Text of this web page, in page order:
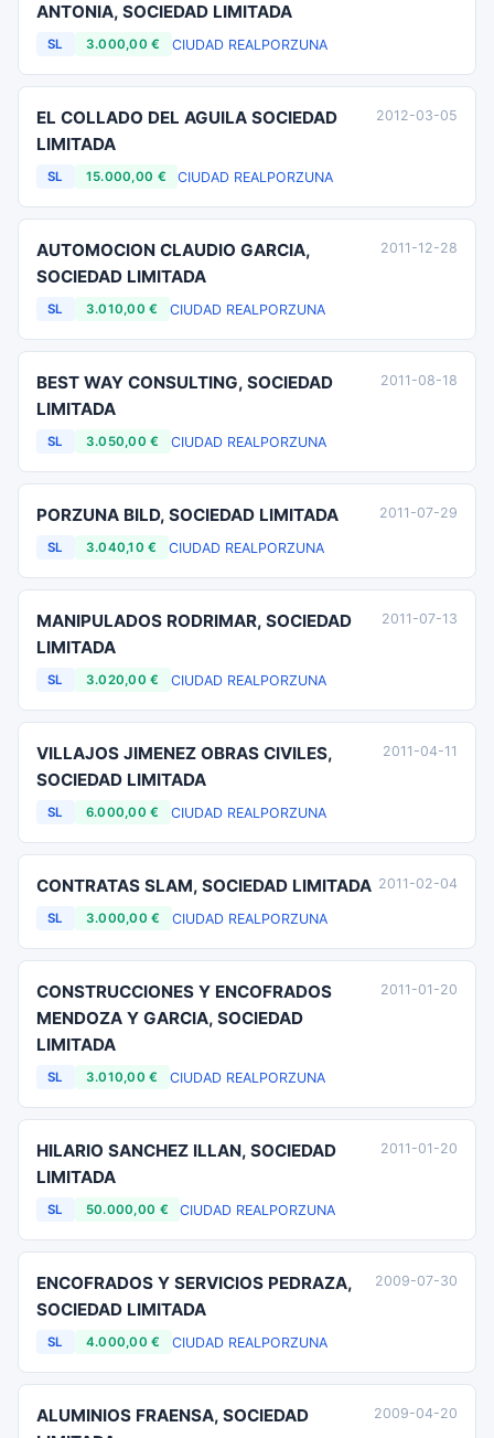
ANTONIA, SOCIEDAD LIMITADA
SL 3.000,00 € CIUDAD REAL PORZUNA
EL COLLADO DEL AGUILA SOCIEDAD
LIMITADA
SL 15.000,00 € CIUDAD REAL PORZUNA
2012-03-05
AUTOMOCION CLAUDIO GARCIA,
SOCIEDAD LIMITADA
SL 3.010,00 € CIUDAD REAL PORZUNA
2011-12-28
BEST WAY CONSULTING, SOCIEDAD
LIMITADA
SL 3.050,00 € CIUDAD REAL PORZUNA
2011-08-18
PORZUNA BILD, SOCIEDAD LIMITADA
SL 3.040,10 € CIUDAD REAL PORZUNA
2011-07-29
MANIPULADOS RODRIMAR, SOCIEDAD
LIMITADA
SL 3.020,00 € CIUDAD REAL PORZUNA
2011-07-13
VILLAJOS JIMENEZ OBRAS CIVILES,
SOCIEDAD LIMITADA
SL 6.000,00 € CIUDAD REAL PORZUNA
2011-04-11
CONTRATAS SLAM, SOCIEDAD LIMITADA
SL 3.000,00 € CIUDAD REAL PORZUNA
2011-02-04
CONSTRUCCIONES Y ENCOFRADOS
MENDOZA Y GARCIA, SOCIEDAD
LIMITADA
SL 3.010,00 € CIUDAD REAL PORZUNA
2011-01-20
HILARIO SANCHEZ ILLAN, SOCIEDAD
LIMITADA
SL 50.000,00 € CIUDAD REAL PORZUNA
2011-01-20
ENCOFRADOS Y SERVICIOS PEDRAZA,
SOCIEDAD LIMITADA
SL 4.000,00 € CIUDAD REAL PORZUNA
2009-07-30
ALUMINIOS FRAENSA, SOCIEDAD
2009-04-20